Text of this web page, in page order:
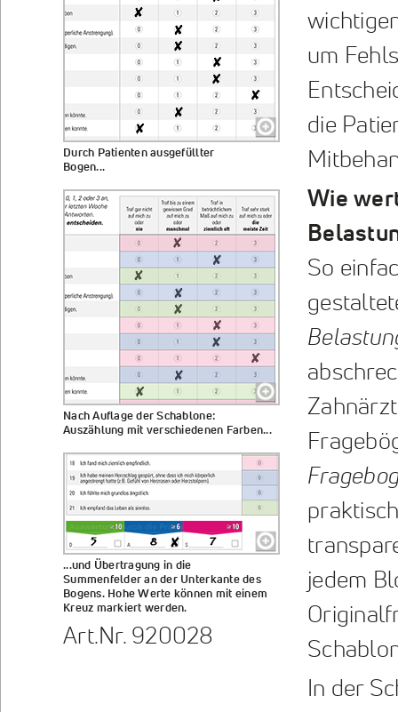
Durch Patienten ausgefüllter
Bogen...
Nach Auflage der Schablone:
Auszählung mit verschiedenen Farben...
...und Übertragung in die
Summenfelder an der Unterkante des
Bogens. Hohe Werte können mit einem
Kreuz markiert werden.
Art.Nr. 920028
um
die
Wie
So
jedem
In der